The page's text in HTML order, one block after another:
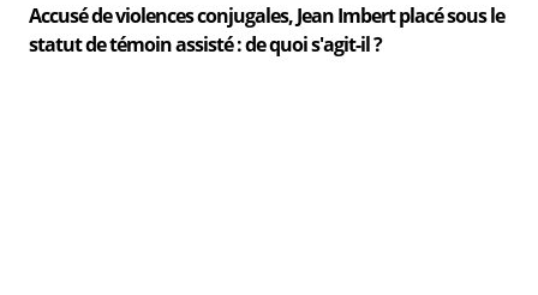
Accusé de violences conjugales, Jean Imbert placé sous le
statut de témoin assisté : de quoi s'agit-il ?